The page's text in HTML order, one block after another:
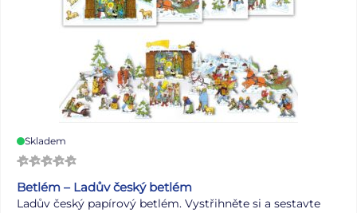
Skladem
Betlém – Ladův český betlém
Ladův český papírový betlém. Vystřihněte si a sestavte